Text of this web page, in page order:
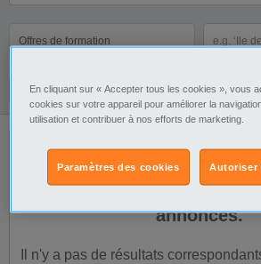
ou
Galerie
Il n'y a pas de résultats.
recherche pour
annonces.
Il n'y a pas de résultats
En cliquant sur « Accepter tous les cookies », vous
cookies sur votre appareil pour améliorer la
utilisation et contribuer à nos efforts de marketing.
Autoriser
Paramètres des cookies